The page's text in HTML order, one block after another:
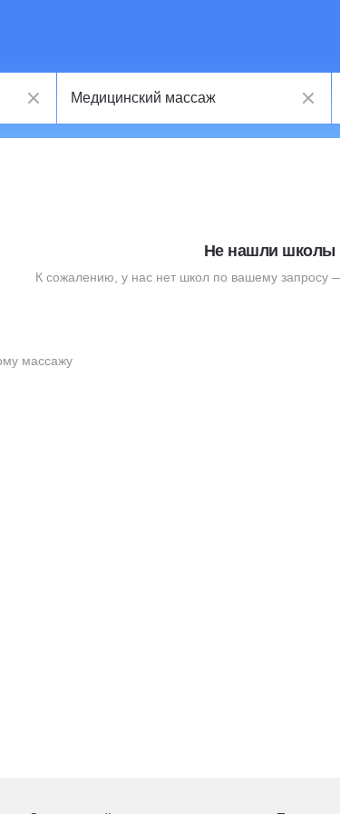
массажу
Не нашли школы
К сожалению, у нас нет школ по вашему запросу